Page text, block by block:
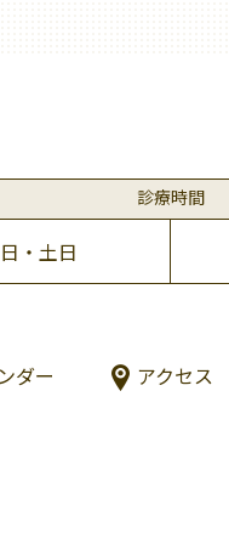
診療時間
・土日
ダー アクセス